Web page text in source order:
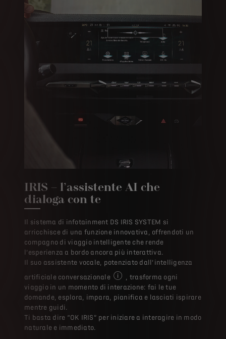
IRIS – l’assistente AI che
dialoga con te
Il sistema di infotainment DS IRIS SYSTEM si
arricchisce di una funzione innovativa, offrendoti un
compagno di viaggio intelligente che rende
l’esperienza a bordo ancora più interattiva.
Il suo assistente vocale, potenziato dall’intelligenza
artificiale conversazionale
Optional: Questa funzionalità DS
, trasforma ogni
viaggio in un momento di interazione: fai le tue
domande, esplora, impara, pianifica e lasciati ispirare
mentre guidi.
Ti basta dire “OK IRIS” per iniziare a interagire in modo
naturale e immediato.